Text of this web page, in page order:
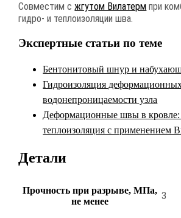
Совместим сжгутом Вилатерм при
гидро- и теплоизоляции шва.
Экспертные статьи по теме
Бентонитовый шнур и
Гидроизоляция
водонепроницаемости узла
Деформационные швы в кровле:
теплоизоляция с применением
Детали
Прочность при разрыве, МПа,
не менее
3